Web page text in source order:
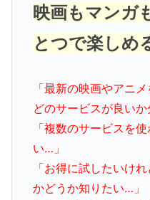
映画もマンガ
とつで楽しめ
「最新の映画やアニ
どのサービスが良いか
「複数のサービスを
い…」
「お得に試したいけ
かどうか知りたい…」